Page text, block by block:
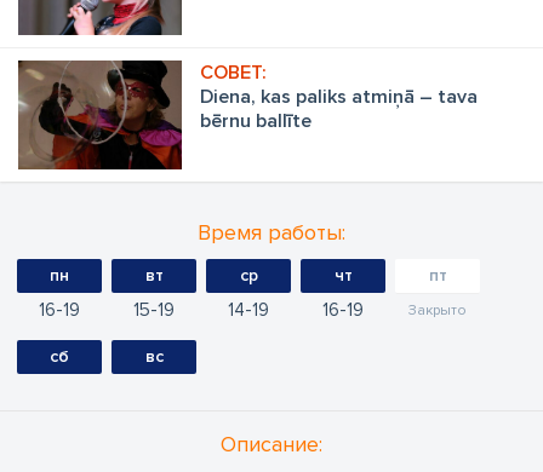
Diena, kas paliks atmiņā – tava
bērnu ballīte
Время работы:
пн
16 19
вт
15 19
ср
14 19
чт
16 19
пт
Закрыто
сб вс
Oписание: